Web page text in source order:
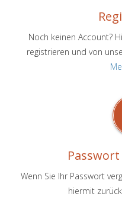
Noch keinen Account?
registrieren und von
Wenn Sie Ihr Passwort
hiermit